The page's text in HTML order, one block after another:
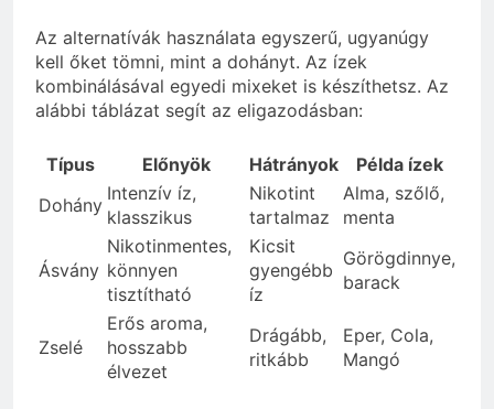
Az alternatívák használata egyszerű, ugyanúgy
kell őket tömni, mint a dohányt. Az ízek
kombinálásával egyedi mixeket is készíthetsz. Az
alábbi táblázat segít az eligazodásban:
Típus Előnyök Hátrányok
Példa ízek
Dohány
Intenzív íz,
klasszikus
Nikotint
tartalmaz
Alma, szőlő,
menta
Ásvány
Nikotinmentes,
könnyen
tisztítható
Kicsit
gyengébb
íz
Görögdinnye,
barack
Zselé
Erős aroma,
hosszabb
élvezet
Drágább,
ritkább
Eper, Cola,
Mangó